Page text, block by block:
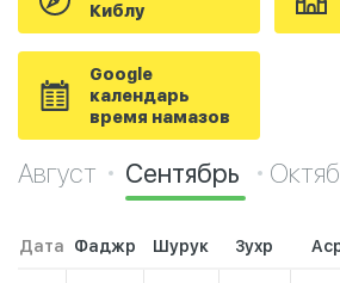
Киблу
Google
календарь
время намазов
Август Сентябрь
Дата Фаджр Шурук Зухр